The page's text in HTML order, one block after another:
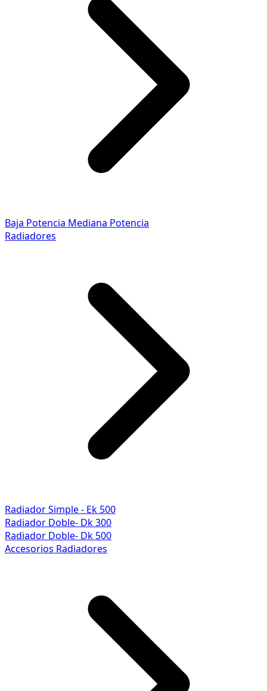
Baja Potencia Mediana Potencia
Radiadores
Radiador Simple - Ek 500
Radiador Doble- Dk 300
Radiador Doble- Dk 500
Accesorios Radiadores